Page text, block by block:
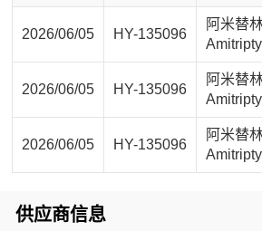
2026/06/05 HY-135096
阿米替
2026/06/05 HY-135096
阿米替
2026/06/05 HY-135096
阿米替
供应商信息